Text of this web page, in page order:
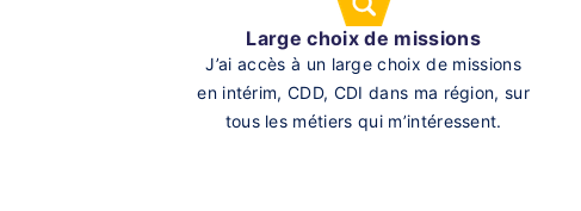
Large choix de missions
J’ai accès à un large choix de missions
en intérim, CDD, CDI dans ma région, sur
tous les métiers qui m’intéressent.